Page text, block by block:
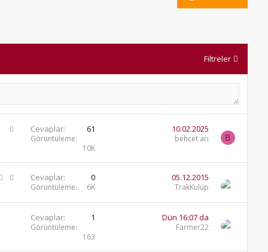
Filtreler
i
Cevaplar 61
Görüntüleme
10K
10.02.2025
behcet arı B
Cevaplar 0
Görüntüleme 6K
05.12.2015
TrakKulüp
Cevaplar 1
Görüntüleme
163
Dün 16:07 da
Farmer22